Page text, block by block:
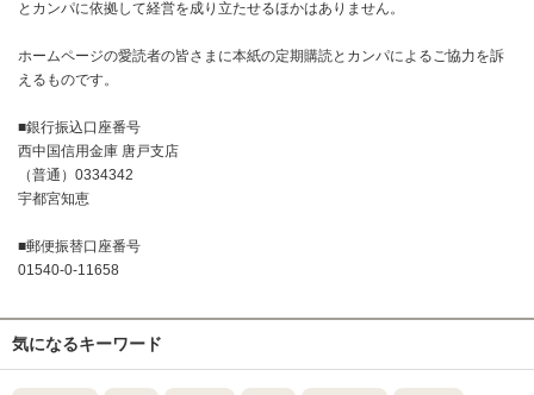
とカンパに依拠して経営を成り立たせるほかはありません。
ホームページの愛読者の皆さまに本紙の定期購読とカンパによるご協力を訴
えるものです。
■銀行振込口座番号
西中国信用金庫 唐戸支店
（普通）0334342
宇都宮知恵
■郵便振替口座番号
01540-0-11658
気になるキーワード